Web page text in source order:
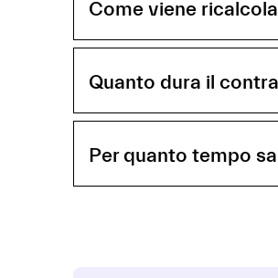
Come viene
Quanto dura il
Per quanto tempo